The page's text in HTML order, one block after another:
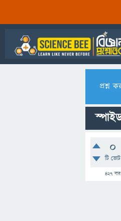
প্রশ্ন
0
টি ভোট
427বার